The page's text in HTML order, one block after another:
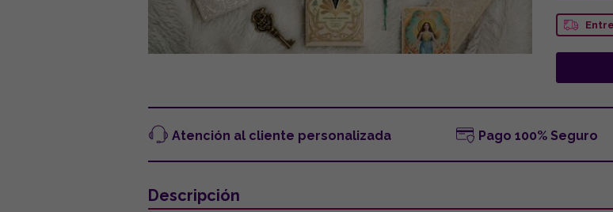
Atención al cliente personalizada Pago 100% Seguro
Descripción